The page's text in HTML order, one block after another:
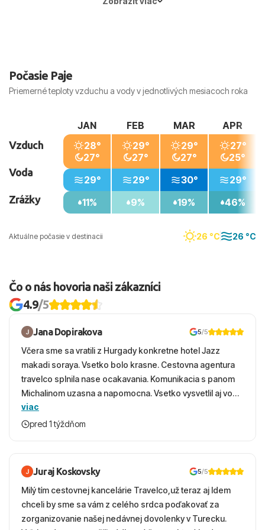
Počasie Paje
Priemerné teploty vzduchu a vody v jednotlivých mesiacoch roka
Aktuálne počasie v destinacii 26 °C 26 °C
Vzduch
Voda
Zrážky
JAN
28°
27°
29°
11%
FEB
29°
27°
29°
9%
MAR
29°
27°
30°
19%
APR
27°
25°
29°
46%
Čo o nás hovoria naši zákazníci
4.9/5
Jana Dopirakova 5/5
Včera sme sa vratili z Hurgady konkretne hotel Jazz
makadi soraya. Vsetko bolo krasne. Cestovna agentura
travelco splnila nase ocakavania. Komunikacia s panom
Michalinom uzasna a napomocna. Vsetko vysvetlil aj vo
vecernych hodinach zaco sa ospravedlnujem. Hotel
krasny, cisty. Sluzby top. Strava, prostredie, more,
viac
pred 1 týždňom
Juraj Koskovsky 5/5
Milý tím cestovnej kancelárie Travelco,už teraz aj Idem
chceli by sme sa vám z celého srdca poďakovať za
zorganizovanie našej nedávnej dovolenky v Turecku.